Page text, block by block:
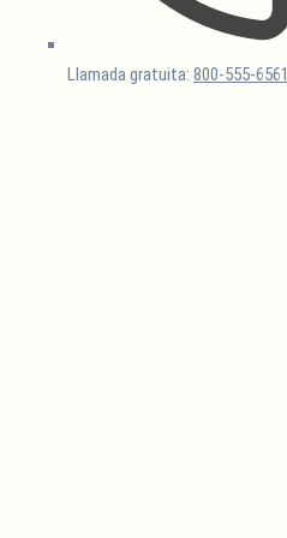
Llamada gratuita: 800-555-6561